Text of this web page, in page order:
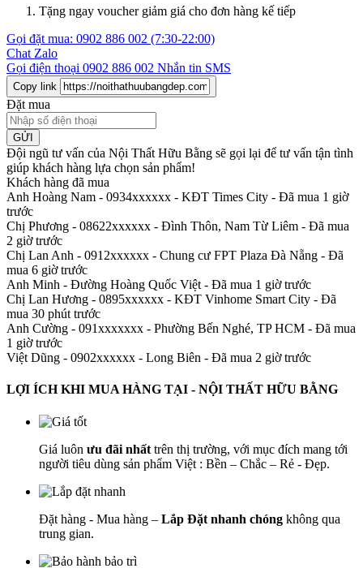
Tặng ngay voucher giảm giá cho đơn hàng kế tiếp
Gọi đặt mua: 0902 886 002 (7:30-22:00)
Chat Zalo
Gọi điện thoại 0902 886 002 Nhắn tin SMS
Copy link
Đặt mua
GỬI
Đội ngũ tư vấn của Nội Thất Hữu Bằng sẽ gọi lại để tư vấn tận tình
giúp khách hàng lựa chọn sản phẩm!
Khách hàng đã mua
Anh Hoàng Nam - 0934xxxxxx - KĐT Times City - Đã mua 1 giờ
trước
Chị Phương - 08622xxxxxx - Đình Thôn, Nam Từ Liêm - Đã mua
2 giờ trước
Chị Lan Anh - 0912xxxxxx - Chung cư FPT Plaza Đà Nẵng - Đã
mua 6 giờ trước
Anh Minh - Đường Hoàng Quốc Việt - Đã mua 1 giờ trước
Chị Lan Hương - 0895xxxxxx - KĐT Vinhome Smart City - Đã
mua 30 phút trước
Anh Cường - 091xxxxxxx - Phường Bến Nghé, TP HCM - Đã mua
1 giờ trước
Việt Dũng - 0902xxxxxx - Long Biên - Đã mua 2 giờ trước
LỢI ÍCH KHI MUA HÀNG TẠI - NỘI THẤT HỮU BẰNG
Giá luôn ưu đãi nhất trên thị trường, với mục đích mang tới
người tiêu dùng sản phẩm Việt : Bền – Chắc – Rẻ - Đẹp.
Đặt hàng - Mua hàng – Lắp Đặt nhanh chóng không qua
trung gian.